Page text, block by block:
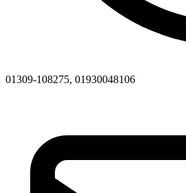
01309-108275, 01930048106